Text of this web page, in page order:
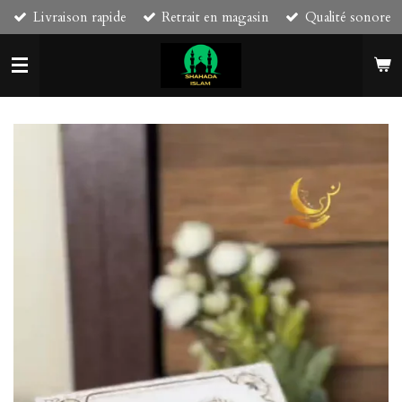
Passer
au
contenu
principal
Livraison rapide Retrait en magasin Qualité sonore